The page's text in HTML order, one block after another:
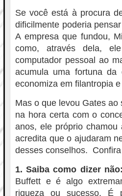
Se você está à procura
dificilmente poderia
A empresa que fundou,
como, através dela,
computador pessoal ao
acumula uma fortuna
economiza em filantropia
Mas o que levou Gates
na hora certa com o
anos, ele próprio
acredita que o ajudaram
desses conselhos.
1. Saiba como dizer não:
Buffett e é algo
riqueza ou sucesso. É